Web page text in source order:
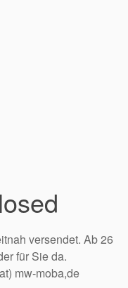
versendet. Ab 26
für Sie da.
mw-moba,de